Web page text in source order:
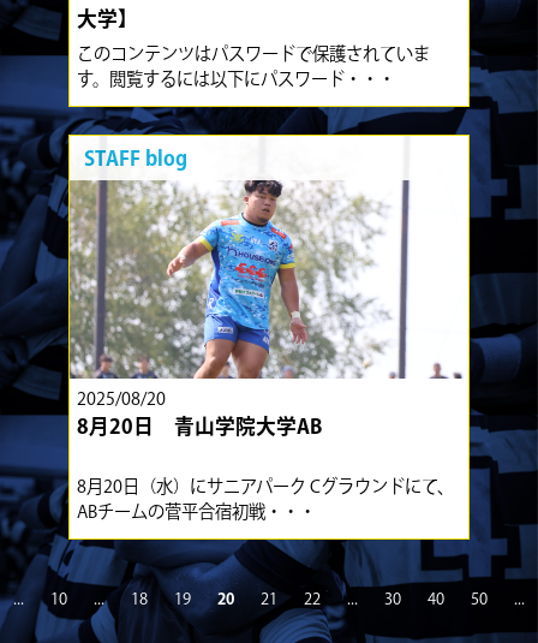
大学】
このコンテンツはパスワードで保護されていま
す。閲覧するには以下にパスワード・・・
STAFF blog
2025/08/20
8月20日 青山学院大学AB
8月20日（水）にサニアパーク Cグラウンドにて、
ABチームの菅平合宿初戦・・・
... 10 ... 18 19 20 21 22 ... 30 40 50 ...